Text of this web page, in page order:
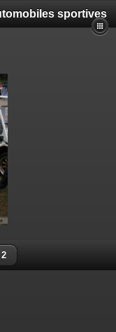
sportives